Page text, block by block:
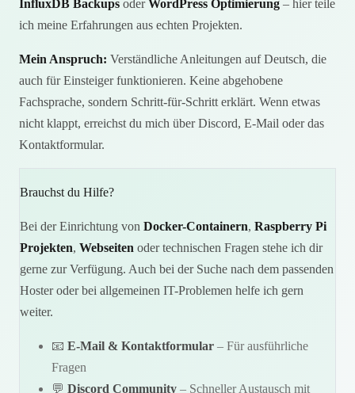
InfluxDB Backups oderWordPress Optimierung – hier teile
ich meine Erfahrungen aus echten Projekten.
Mein Anspruch: Verständliche Anleitungen auf Deutsch, die
auch für Einsteiger funktionieren. Keine abgehobene
Fachsprache, sondern Schritt-für-Schritt erklärt. Wenn etwas
nicht klappt, erreichst du mich über Discord, E-Mail oder das
Kontaktformular.
Brauchst du Hilfe?
Bei der Einrichtung von Docker-Containern, Raspberry Pi
Projekten, Webseiten oder technischen Fragen stehe ich dir
gerne zur Verfügung. Auch bei der Suche nach dem passenden
Hoster oder bei allgemeinen IT-Problemen helfe ich gern
weiter.
📧 E-Mail & Kontaktformular – Für ausführliche
Fragen
💬 Discord Community – Schneller Austausch mit